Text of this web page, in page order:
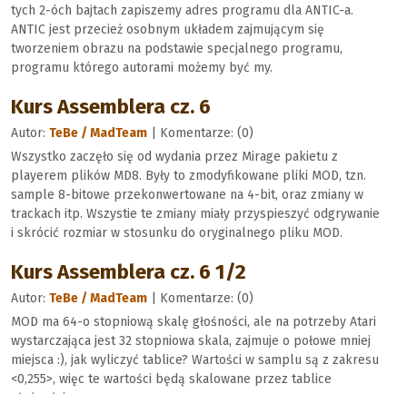
tych 2-óch bajtach zapiszemy adres programu dla ANTIC-a.
ANTIC jest przecież osobnym układem zajmującym się
tworzeniem obrazu na podstawie specjalnego programu,
programu którego autorami możemy być my.
Kurs Assemblera cz. 6
Autor: TeBe / MadTeam | Komentarze: (0)
Wszystko zaczęło się od wydania przez Mirage pakietu z
playerem plików MD8. Były to zmodyfikowane pliki MOD, tzn.
sample 8-bitowe przekonwertowane na 4-bit, oraz zmiany w
trackach itp. Wszystie te zmiany miały przyspieszyć odgrywanie
i skrócić rozmiar w stosunku do oryginalnego pliku MOD.
Kurs Assemblera cz. 6 1/2
Autor: TeBe / MadTeam | Komentarze: (0)
MOD ma 64-o stopniową skalę głośności, ale na potrzeby Atari
wystarczająca jest 32 stopniowa skala, zajmuje o połowe mniej
miejsca :), jak wyliczyć tablice? Wartości w samplu są z zakresu
<0,255>, więc te wartości będą skalowane przez tablice